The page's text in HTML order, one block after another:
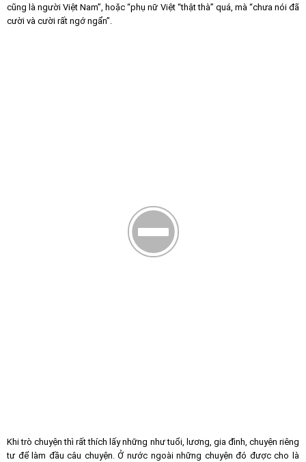
cũng là người Việt Nam”, hoặc “phụ nữ Việt “thật thà” quá, mà “chưa nói đã
cười và cười rất ngớ ngẩn”.
Khi trò chuyện thì rất thích lấy những như tuổi, lương, gia đình, chuyện riêng
tư để làm đầu câu chuyện. Ở nước ngoài những chuyện đó được cho là